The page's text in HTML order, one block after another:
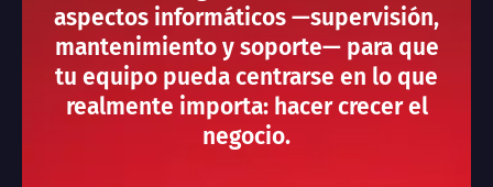
aspectos informáticos —supervisión,
mantenimiento y soporte— para que
tu equipo pueda centrarse en lo que
realmente importa: hacer crecer el
negocio.